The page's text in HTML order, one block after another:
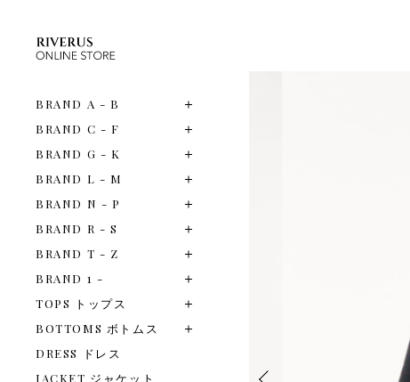
BRAND A - B
BRAND C - F
BRAND G - K
BRAND L - M
BRAND N - P
BRAND R - S
BRAND T - Z
BRAND 1 -
TOPS トップス
BOTTOMS ボトムス
DRESS ドレス
JACKET ジャケット